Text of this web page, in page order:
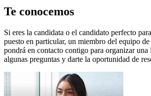
Te conocemos
Si eres la candidata o el candidato perfecto
puesto en particular, un miembro del equipo
pondrá en contacto contigo para organizar una
algunas preguntas y darte la oportunidad de